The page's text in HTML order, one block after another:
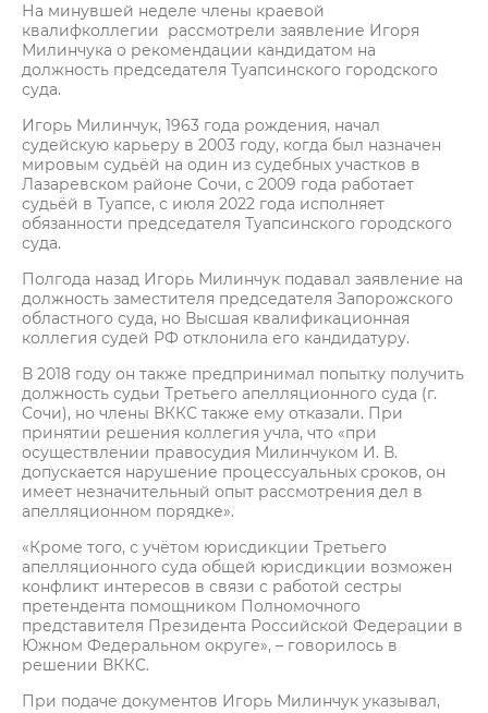
На минувшей неделе члены краевой
квалифколлегии рассмотрели заявление Игоря
Милинчука о рекомендации кандидатом на
должность председателя Туапсинского городского
суда.
Игорь Милинчук, 1963 года рождения, начал
судейскую карьеру в 2003 году, когда был назначен
мировым судьёй на один из судебных участков в
Лазаревском районе Сочи, с 2009 года работает
судьёй в Туапсе, с июля 2022 года исполняет
обязанности председателя Туапсинского городского
суда.
Полгода назад Игорь Милинчук подавал заявление на
должность заместителя председателя Запорожского
областного суда, но Высшая квалификационная
коллегия судей РФ отклонила его кандидатуру.
В 2018 году он также предпринимал попытку получить
должность судьи Третьего апелляционного суда (г.
Сочи), но члены ВККС также ему отказали. При
принятии решения коллегия учла, что «при
осуществлении правосудия Милинчуком И. В.
допускается нарушение процессуальных сроков, он
имеет незначительный опыт рассмотрения дел в
апелляционном порядке».
«Кроме того, с учётом юрисдикции Третьего
апелляционного суда общей юрисдикции возможен
конфликт интересов в связи с работой сестры
претендента помощником Полномочного
представителя Президента Российской Федерации в
Южном Федеральном округе», – говорилось в
решении ВККС.
При подаче документов Игорь Милинчук указывал,